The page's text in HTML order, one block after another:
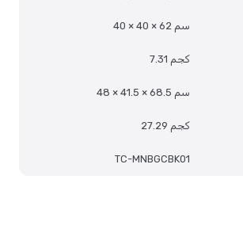
40 × 40 × 62 سم
7.31 كجم
48 × 41.5 × 68.5 سم
27.29 كجم
TC-MNBGCBK01